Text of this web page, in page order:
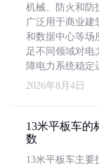
机械、防火和防
广泛用于商业建
和数据中心等场
足不同领域对电
障电力系统稳定
2026年8月4日
13米平板车的
数
13米平板车主要